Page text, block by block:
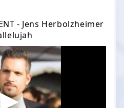
- Jens Herbolzheimer